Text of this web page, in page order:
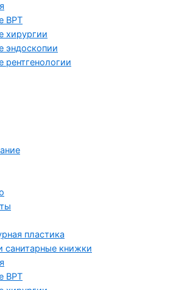
ВРТ
хирургии
эндоскопии
рентгенологии
пластика
книжки
ВРТ